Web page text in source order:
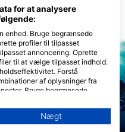
for at analysere
enhed. Bruge begrænsede
profiler til tilpasset
annoncering. Oprette
til at vælge tilpasset indhold.
Forstå
af oplysninger fra
Bruge begrænsede
data kan findes her:
Nægt